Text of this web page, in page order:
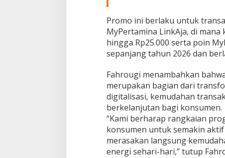
Promo ini berlaku untuk
MyPertamina LinkAja, di
hingga Rp25.000 serta poin
sepanjang tahun 2026 dan
Fahrougi menambahkan
merupakan bagian dari
digitalisasi, kemudahan
berkelanjutan bagi konsumen.
“Kami berharap rangkaian
konsumen untuk semakin
merasakan langsung
energi sehari-hari,” tutup